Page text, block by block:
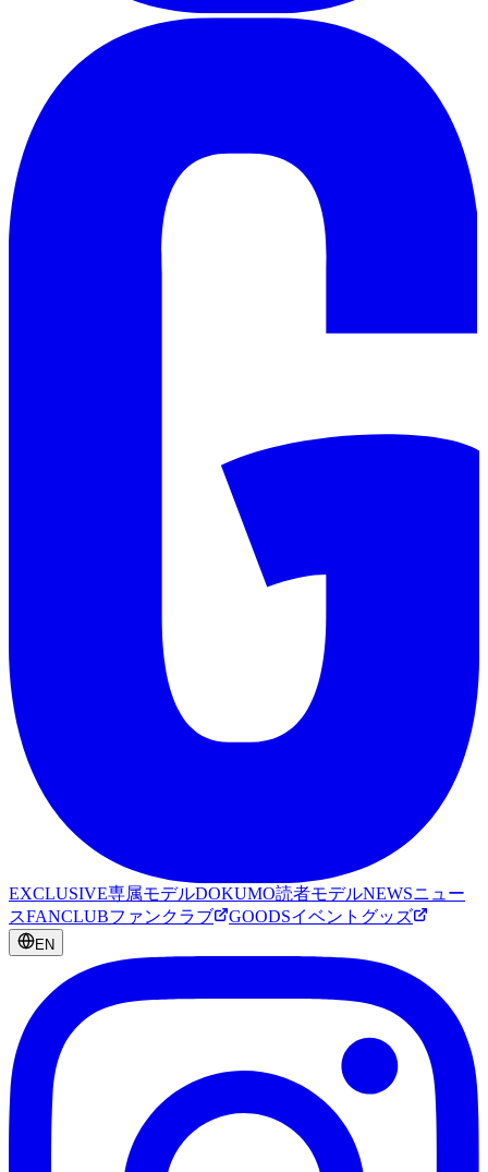
EXCLUSIVE専属モデルDOKUMO読者モデルNEWSニュー
スFANCLUBファンクラブ GOODSイベントグッズ
EN